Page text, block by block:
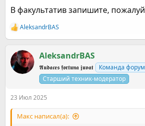
В факультатив запишите,
Р
е
к
ц
и
AleksandrBАS
AleksandrBАS
𝕬𝖚𝖉𝖆𝖈𝖊𝖘 𝖋𝖔𝖗𝖙𝖚𝖓𝖆 𝖏𝖚𝖛𝖆𝖙 Команда
Старший техник-модератор
23 Июл 2025
Макс написал(а):